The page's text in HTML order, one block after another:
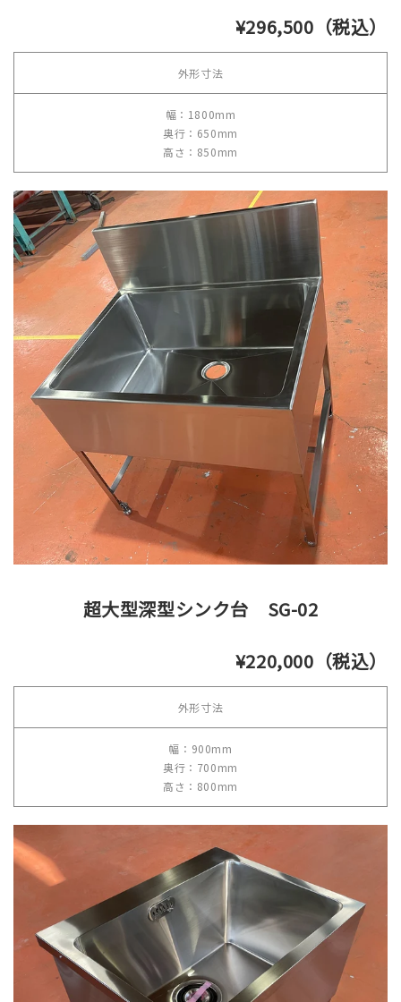
¥296,500（税込）
外形寸法
幅：1800mm
奥行：650mm
高さ：850mm
超大型深型シンク台 SG-02
¥220,000（税込）
外形寸法
幅：900mm
奥行：700mm
高さ：800mm